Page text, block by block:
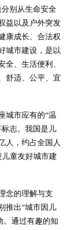
别从生命安全
益以及户外突发
康成长、合法权
城市建设，是以
全、生活便利、
舒适、公平、宜
市应有的“温
志。我国是儿
人，约占全国人
童友好城市建
的理解与支
推出“城市因儿
。通过有趣的知